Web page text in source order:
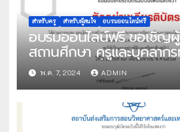
สำหรับครู สำหรับผู้สนใจ อบรมออนไลน์ฟรี
อบรมออนไลน์ฟรี ขอเชิญผู้
สถานศึกษา ครูและบุคลากร
ศึกษา และผู้ที่มีความสนใจเ
อบรมเชิงปฏิบัติการระบบอ
สถานีทีวีดิจิทัล สพป.ศรีสะ
(SSK3 Channel) หลักสูตร
ปฏิบัติการ “ICT เพื่อการบริ
พ.ค. 7, 2024 ADMIN